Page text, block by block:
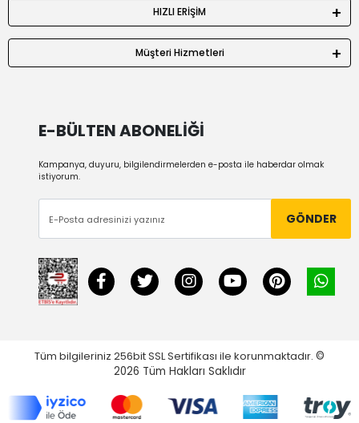
HIZLI ERİŞİM
Müşteri Hizmetleri
E-BÜLTEN ABONELİĞİ
Kampanya, duyuru, bilgilendirmelerden e-posta ile haberdar olmak
istiyorum.
GÖNDER
Tüm bilgileriniz 256bit SSL Sertifikası ile korunmaktadır. ©
2026 Tüm Hakları Saklıdır